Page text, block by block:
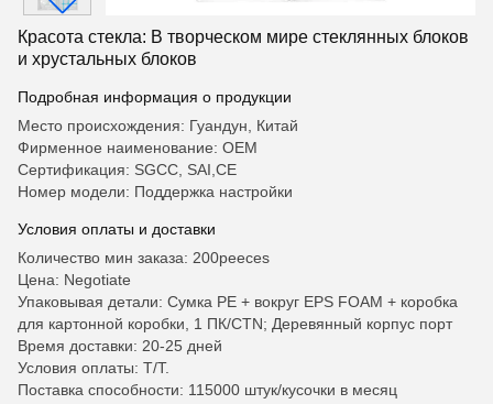
Красота стекла: В творческом мире стеклянных блоков
и хрустальных блоков
Подробная информация о продукции
Место происхождения: Гуандун, Китай
Фирменное наименование: OEM
Сертификация: SGCC, SAI,CE
Номер модели: Поддержка настройки
Условия оплаты и доставки
Количество мин заказа: 200peeces
Цена: Negotiate
Упаковывая детали: Сумка PE + вокруг EPS FOAM + коробка
для картонной коробки, 1 ПК/CTN; Деревянный корпус порт
Время доставки: 20-25 дней
Условия оплаты: T/T.
Поставка способности: 115000 штук/кусочки в месяц